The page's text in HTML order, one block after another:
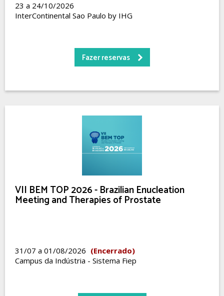
23 a 24/10/2026
InterContinental Sao Paulo by IHG
Fazer reservas
VII BEM TOP 2026 - Brazilian Enucleation
Meeting and Therapies of Prostate
31/07 a 01/08/2026 (Encerrado)
Campus da Indústria - Sistema Fiep